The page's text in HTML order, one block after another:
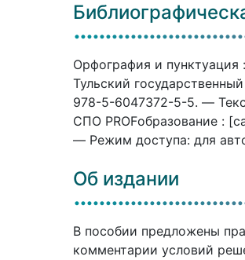
Орфография и пунктуация
Тульский
978-5-6047372-5-5. —
СПО PROFобразование :
— Режим доступа: для
Об издании
В пособии предложены
комментарии условий